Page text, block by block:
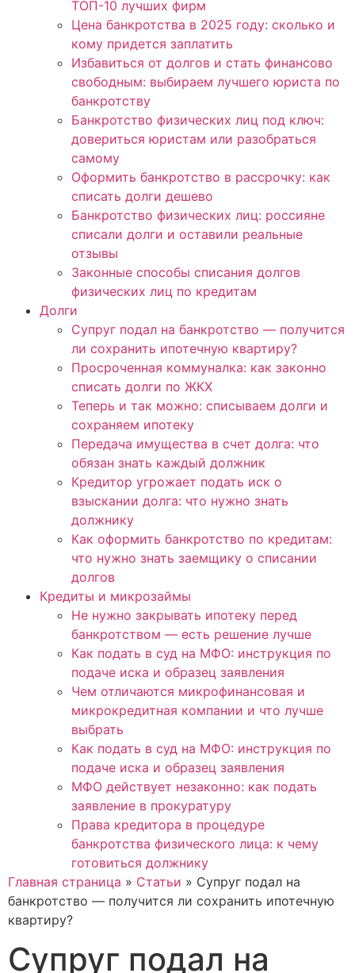
ТОП-10 лучших фирм
Цена банкротства в 2025 году: сколько и
кому придется заплатить
Избавиться от долгов и стать финансово
свободным: выбираем лучшего юриста по
банкротству
Банкротство физических лиц под ключ:
довериться юристам или разобраться
самому
Оформить банкротство в рассрочку: как
списать долги дешево
Банкротство физических лиц: россияне
списали долги и оставили реальные
отзывы
Законные способы списания долгов
физических лиц по кредитам
Долги
Супруг подал на банкротство — получится
ли сохранить ипотечную квартиру?
Просроченная коммуналка: как законно
списать долги по ЖКХ
Теперь и так можно: списываем долги и
сохраняем ипотеку
Передача имущества в счет долга: что
обязан знать каждый должник
Кредитор угрожает подать иск о
взыскании долга: что нужно знать
должнику
Как оформить банкротство по кредитам:
что нужно знать заемщику о списании
долгов
Кредиты и микрозаймы
Не нужно закрывать ипотеку перед
банкротством — есть решение лучше
Как подать в суд на МФО: инструкция по
подаче иска и образец заявления
Чем отличаются микрофинансовая и
микрокредитная компании и что лучше
выбрать
Как подать в суд на МФО: инструкция по
подаче иска и образец заявления
МФО действует незаконно: как подать
заявление в прокуратуру
Права кредитора в процедуре
банкротства физического лица: к чему
готовиться должнику
Главная страница » Статьи » Супруг подал на
банкротство — получится ли сохранить ипотечную
квартиру?
Супруг подал на